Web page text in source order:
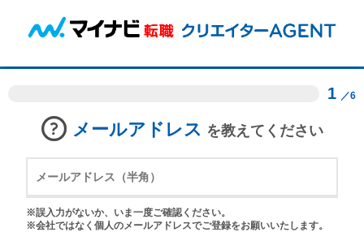
1 ／6
メールアドレス を教えてください
※誤入力がないか、いま一度ご確認ください。
※会社ではなく個人のメールアドレスでご登録をお願いいたします。